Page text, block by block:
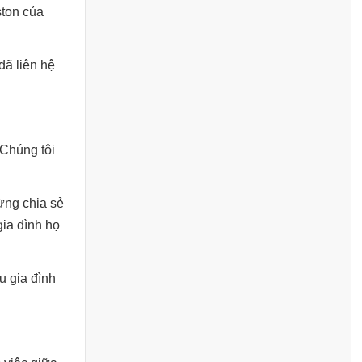
của
liên hệ
tôi
chia sẻ
đình họ
gia đình